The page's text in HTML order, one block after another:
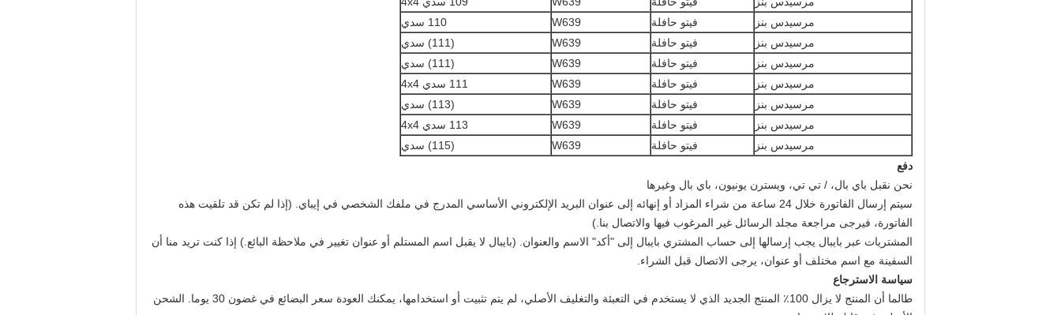
مرسيدس بنز
فيتو حافلة W639
110 سدي
مرسيدس بنز
فيتو حافلة W639
(111) سدي
مرسيدس بنز
فيتو حافلة W639
(111) سدي
مرسيدس بنز
فيتو حافلة W639
111 سدي 4x4
مرسيدس بنز
فيتو حافلة W639
(113) سدي
مرسيدس بنز
فيتو حافلة W639
113 سدي 4x4
مرسيدس بنز
فيتو حافلة W639
(115) سدي
دفع
نحن نقبل باي بال، / تي تي، ويسترن يونيون، باي بال وغيرها
سيتم إرسال الفاتورة خلال 24 ساعة من شراء المزاد أو إنهائه إلى عنوان البريد الإلكتروني الأساسي المدرج في ملفك الشخصي في إيباي. (إذا لم تكن قد تلقيت هذه
الفاتورة، فيرجى مراجعة مجلد الرسائل غير المرغوب فيها والاتصال بنا.)
المشتريات عبر بايبال يجب إرسالها إلى حساب المشتري بايبال إلى "أكد" الاسم والعنوان. (بايبال لا يقبل اسم المستلم أو عنوان تغيير في ملاحظة البائع.) إذا كنت تريد منا أن
السفينة مع اسم مختلف أو عنوان، يرجى الاتصال قبل الشراء.
سياسة الاسترجاع
طالما أن المنتج لا يزال 100٪ المنتج الجديد الذي لا يستخدم في التعبئة والتغليف الأصلي، لم يتم تثبيت أو استخدامها، يمكنك العودة سعر البضائع في غضون 30 يوما. الشحن